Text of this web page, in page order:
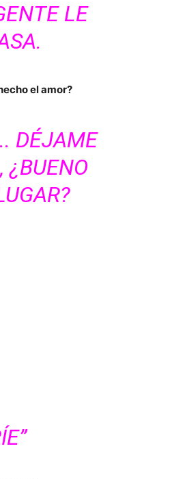
LE
el amor?
DÉJAME
¿BUENO